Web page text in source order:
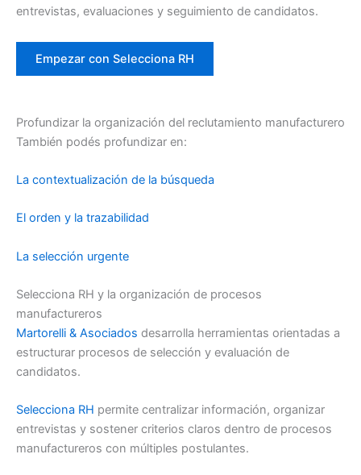
entrevistas, evaluaciones y seguimiento de candidatos.
Empezar con Selecciona RH
Profundizar la organización del reclutamiento manufacturero
También podés profundizar en:
La contextualización de la búsqueda
El orden y la trazabilidad
La selección urgente
Selecciona RH y la organización de procesos
manufactureros
Martorelli & Asociados desarrolla herramientas orientadas a
estructurar procesos de selección y evaluación de
candidatos.
Selecciona RH permite centralizar información, organizar
entrevistas y sostener criterios claros dentro de procesos
manufactureros con múltiples postulantes.